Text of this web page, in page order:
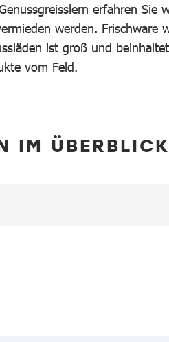
erfahren
werden.
ist groß und
vom Feld.
IM ÜBERBLICK